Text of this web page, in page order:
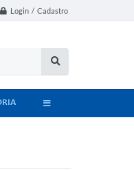
Login / Cadastro